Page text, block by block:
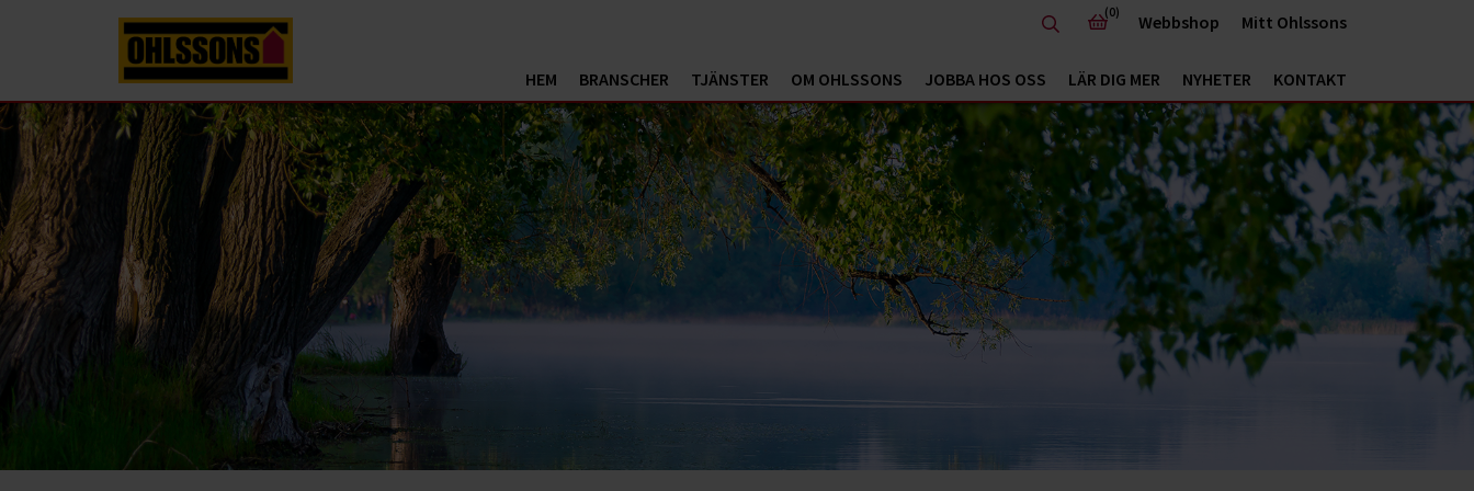
HEM BRANSCHER TJÄNSTER OM OHLSSONS JOBBA HOS OSS LÄR DIG MER NYHETER KONTAKT
(0) Webbshop Mitt Ohlssons